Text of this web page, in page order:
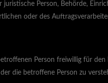
Person, Behörde,
oder des
Person freiwillig für
die betroffene Person zu